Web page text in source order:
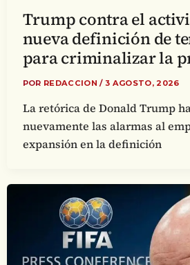
Trump contra el
nueva definición de
para criminalizar la
POR REDACCION/ 3 AGOSTO, 2026
La retórica de Donald Trump
nuevamente las alarmas al
expansión en la definición